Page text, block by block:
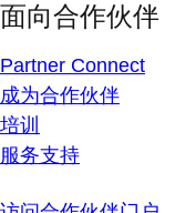
面向合作伙伴
Partner Connect
成为合作伙伴
培训
服务支持